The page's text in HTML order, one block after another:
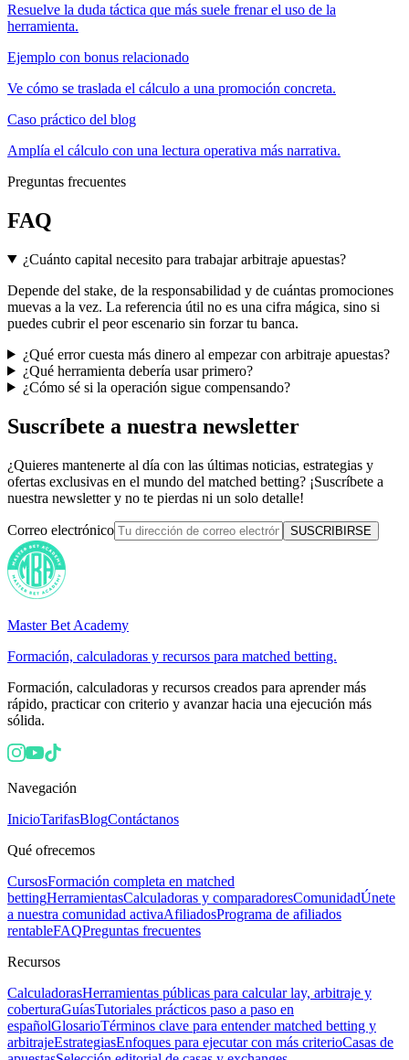
Resuelve la duda táctica que más suele frenar el uso de la
herramienta.
Ejemplo con bonus relacionado
Ve cómo se traslada el cálculo a una promoción concreta.
Caso práctico del blog
Amplía el cálculo con una lectura operativa más narrativa.
Preguntas frecuentes
FAQ
¿Cuánto capital necesito para trabajar arbitraje apuestas?
Depende del stake, de la responsabilidad y de cuántas promociones
muevas a la vez. La referencia útil no es una cifra mágica, sino si
puedes cubrir el peor escenario sin forzar tu banca.
¿Qué error cuesta más dinero al empezar con arbitraje apuestas?
¿Qué herramienta debería usar primero?
¿Cómo sé si la operación sigue compensando?
Suscríbete a nuestra newsletter
¿Quieres mantenerte al día con las últimas noticias, estrategias y
ofertas exclusivas en el mundo del matched betting? ¡Suscríbete a
nuestra newsletter y no te pierdas ni un solo detalle!
Correo electrónico SUSCRIBIRSE
Master Bet Academy
Formación, calculadoras y recursos para matched betting.
Formación, calculadoras y recursos creados para aprender más
rápido, practicar con criterio y avanzar hacia una ejecución más
sólida.
Navegación
InicioTarifasBlogContáctanos
Qué ofrecemos
CursosFormación completa en matched
bettingHerramientasCalculadoras y comparadoresComunidadÚnete
a nuestra comunidad activaAfiliadosPrograma de afiliados
rentableFAQPreguntas frecuentes
Recursos
CalculadorasHerramientas públicas para calcular lay, arbitraje y
coberturaGuíasTutoriales prácticos paso a paso en
españolGlosarioTérminos clave para entender matched betting y
arbitrajeEstrategiasEnfoques para ejecutar con más criterioCasas de